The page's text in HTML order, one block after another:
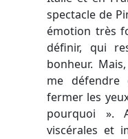
spectacle de
émotion très
définir, qui
bonheur.
me
fermer les
pourquoi ».
viscérales et